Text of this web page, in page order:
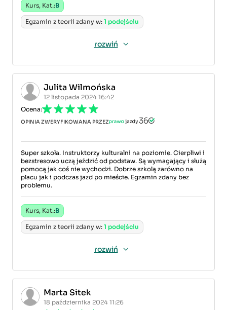
Kurs, Kat.:B
Egzamin z teorii zdany w: 1 podejściu
rozwiń
Julita Wilmońska
12 listopada 2024 16:42
Ocena:
OPINIA ZWERYFIKOWANA PRZEZ
Super szkoła. Instruktorzy kulturalni na poziomie. Cierpliwi i
bezstresowo uczą jeździć od podstaw. Są wymagający i służą
pomocą jak coś nie wychodzi. Dobrze szkolą zarówno na
placu jak i podczas jazd po mieście. Egzamin zdany bez
problemu.
Kurs, Kat.:B
Egzamin z teorii zdany w: 1 podejściu
rozwiń
Marta Sitek
18 października 2024 11:26